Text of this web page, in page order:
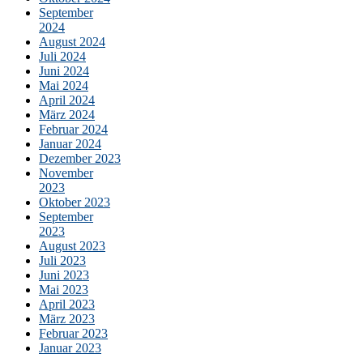
September
2024
August 2024
Juli 2024
Juni 2024
Mai 2024
April 2024
März 2024
Februar 2024
Januar 2024
Dezember 2023
November
2023
Oktober 2023
September
2023
August 2023
Juli 2023
Juni 2023
Mai 2023
April 2023
März 2023
Februar 2023
Januar 2023